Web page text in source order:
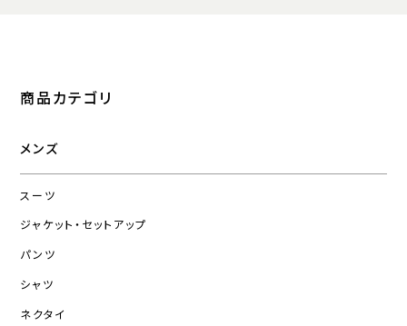
商品カテゴリ
メンズ
スーツ
ジャケット・セットアップ
パンツ
シャツ
ネクタイ